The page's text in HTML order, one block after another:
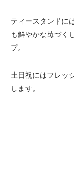
ティースタンドに
も鮮やかな苺づく
プ。
土日祝にはフレッ
します。